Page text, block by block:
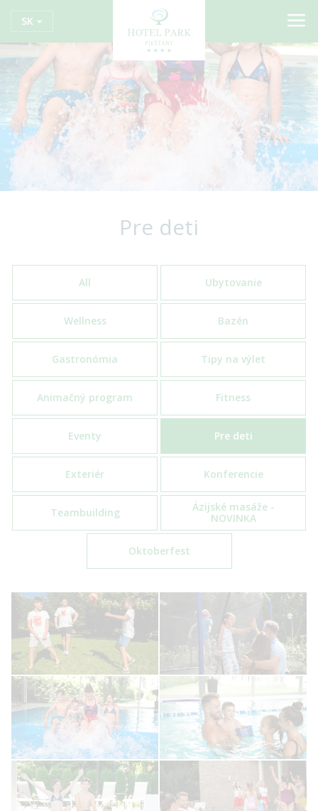
SK
Pre deti
All Ubytovanie
Wellness Bazén
Gastronómia Tipy na výlet
Animačný program Fitness
Eventy Pre deti
Exteriér Konferencie
Teambuilding
Ázijské masáže -
NOVINKA
Oktoberfest